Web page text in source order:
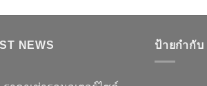
NEWS ป้ายกำกับ